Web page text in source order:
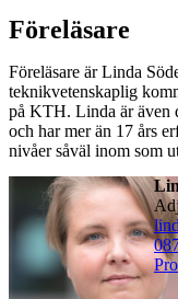
Föreläsare
Föreläsare är Linda
teknikvetenskaplig
på KTH. Linda är även
och har mer än 17 års
nivåer såväl inom som